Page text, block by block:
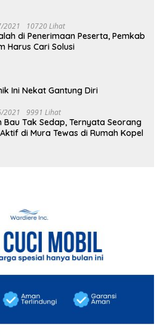
2021 10720 Lihat
di Penerimaan Peserta, Pemkab
Harus Cari Solusi
Ini Nekat Gantung Diri
2021 9991 Lihat
Bau Tak Sedap, Ternyata Seorang
Aktif di Mura Tewas di Rumah Kopel